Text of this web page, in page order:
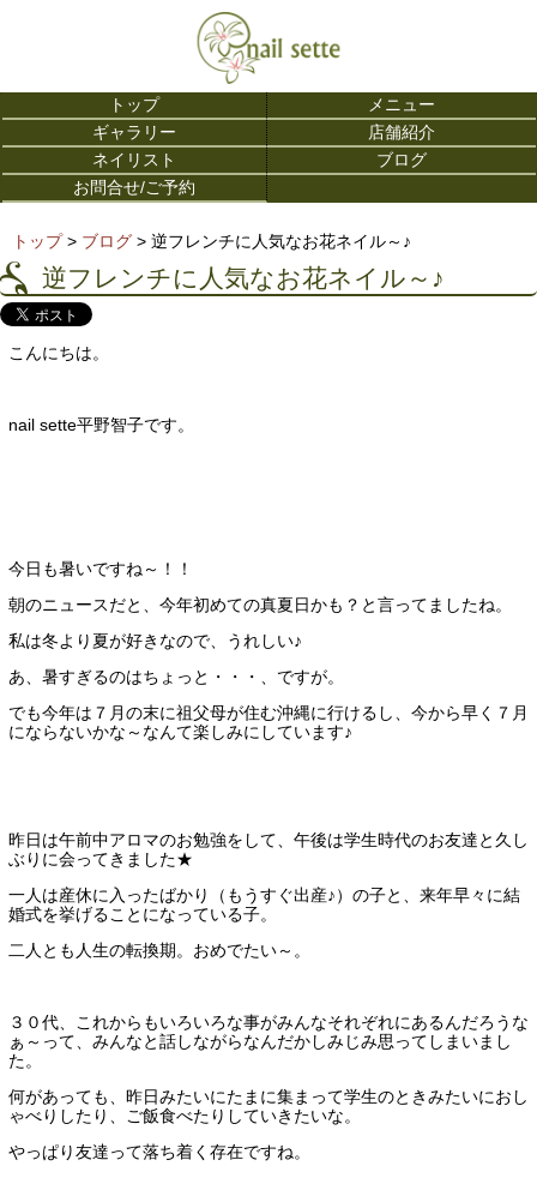
トップ
メニュー
ギャラリー
店舗紹介
ネイリスト
ブログ
お問合せ/ご予約
トップ> ブログ > 逆フレンチに人気なお花ネイル～♪
逆フレンチに人気なお花ネイル～♪
こんにちは。
nail sette平野智子です。
今日も暑いですね～！！
朝のニュースだと、今年初めての真夏日かも？と言ってましたね。
私は冬より夏が好きなので、うれしい♪
あ、暑すぎるのはちょっと・・・、ですが。
でも今年は７月の末に祖父母が住む沖縄に行けるし、今から早く７月
にならないかな～なんて楽しみにしています♪
昨日は午前中アロマのお勉強をして、午後は学生時代のお友達と久し
ぶりに会ってきました★
一人は産休に入ったばかり（もうすぐ出産♪）の子と、来年早々に結
婚式を挙げることになっている子。
二人とも人生の転換期。おめでたい～。
３０代、これからもいろいろな事がみんなそれぞれにあるんだろうな
ぁ～って、みんなと話しながらなんだかしみじみ思ってしまいまし
た。
何があっても、昨日みたいにたまに集まって学生のときみたいにおし
ゃべりしたり、ご飯食べたりしていきたいな。
やっぱり友達って落ち着く存在ですね。